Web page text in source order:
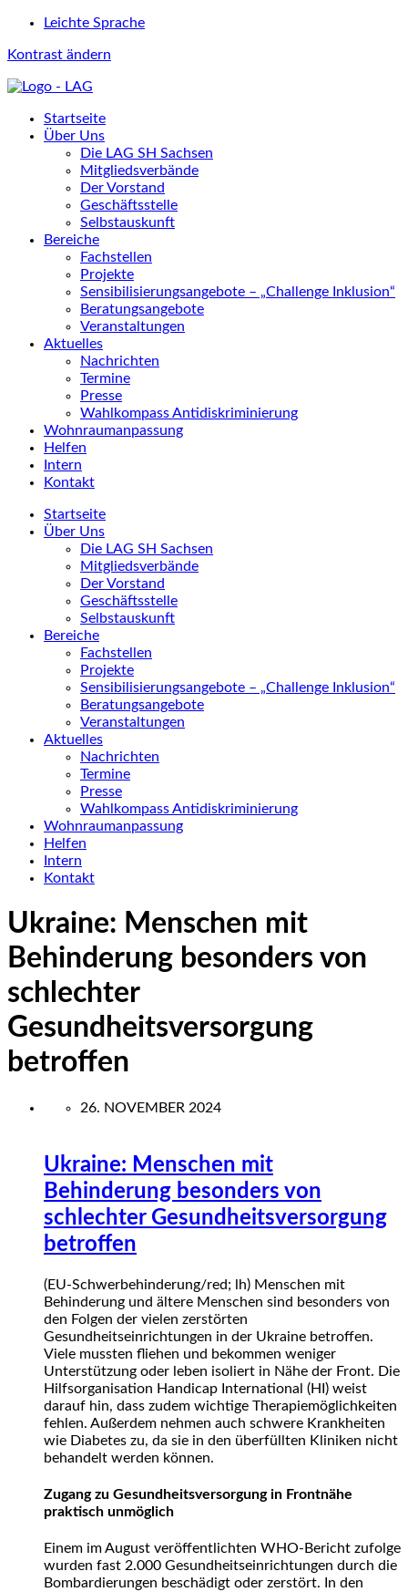
Leichte Sprache
Kontrast ändern
Startseite
Über Uns
Die LAG SH Sachsen
Mitgliedsverbände
Der Vorstand
Geschäftsstelle
Selbstauskunft
Bereiche
Fachstellen
Projekte
Sensibilisierungsangebote – „Challenge Inklusion“
Beratungsangebote
Veranstaltungen
Aktuelles
Nachrichten
Termine
Presse
Wahlkompass Antidiskriminierung
Wohnraumanpassung
Helfen
Intern
Kontakt
Startseite
Über Uns
Die LAG SH Sachsen
Mitgliedsverbände
Der Vorstand
Geschäftsstelle
Selbstauskunft
Bereiche
Fachstellen
Projekte
Sensibilisierungsangebote – „Challenge Inklusion“
Beratungsangebote
Veranstaltungen
Aktuelles
Nachrichten
Termine
Presse
Wahlkompass Antidiskriminierung
Wohnraumanpassung
Helfen
Intern
Kontakt
Ukraine: Menschen mit
Behinderung besonders von
schlechter
Gesundheitsversorgung
betroffen
26. NOVEMBER 2024
Ukraine: Menschen mit
Behinderung besonders von
schlechter Gesundheitsversorgung
betroffen
(EU-Schwerbehinderung/red; lh) Menschen mit
Behinderung und ältere Menschen sind besonders von
den Folgen der vielen zerstörten
Gesundheitseinrichtungen in der Ukraine betroffen.
Viele mussten fliehen und bekommen weniger
Unterstützung oder leben isoliert in Nähe der Front. Die
Hilfsorganisation Handicap International (HI) weist
darauf hin, dass zudem wichtige Therapiemöglichkeiten
fehlen. Außerdem nehmen auch schwere Krankheiten
wie Diabetes zu, da sie in den überfüllten Kliniken nicht
behandelt werden können.
Zugang zu Gesundheitsversorgung in Frontnähe
praktisch unmöglich
Einem im August veröffentlichten WHO-Bericht zufolge
wurden fast 2.000 Gesundheitseinrichtungen durch die
Bombardierungen beschädigt oder zerstört. In den